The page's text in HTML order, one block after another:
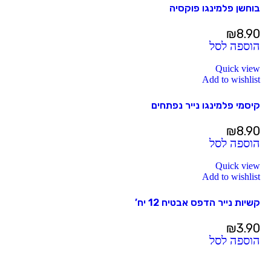
בוחשן פלמינגו פוקסיה
₪8.90
הוספה לסל
Quick view
Add to wishlist
קיסמי פלמינגו נייר נפתחים
₪8.90
הוספה לסל
Quick view
Add to wishlist
קשיות נייר הדפס אבטיח 12 יח’
₪3.90
הוספה לסל